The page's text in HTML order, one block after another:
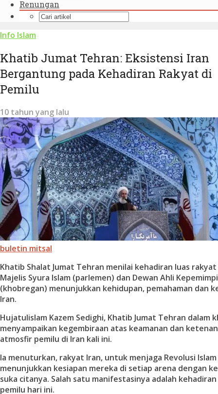
Renungan
Info Islam
Khatib Jumat Tehran: Eksistensi Iran
Bergantung pada Kehadiran Rakyat di
Pemilu
10 tahun yang lalu
buletin mitsal
Khatib Shalat Jumat Tehran menilai kehadiran luas
Majelis Syura Islam (parlemen) dan Dewan Ahli
(khobregan) menunjukkan kehidupan, pemahaman dan
Iran.
Hujatulislam Kazem Sedighi, Khatib Jumat Tehran dalam
menyampaikan kegembiraan atas keamanan dan
atmosfir pemilu di Iran kali ini.
Ia menuturkan, rakyat Iran, untuk menjaga Revolusi
menunjukkan kesiapan mereka di setiap arena dengan
suka citanya. Salah satu manifestasinya adalah
pemilu hari ini.